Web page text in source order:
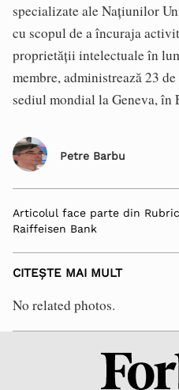
specializate ale Națiunilor
cu scopul de a încuraja
proprietății intelectuale în
membre, administrează 23
sediul mondial la Geneva, în
Petre Barbu
Articolul face parte din
Raiffeisen Bank
CITEȘTE MAI MULT
No related photos.